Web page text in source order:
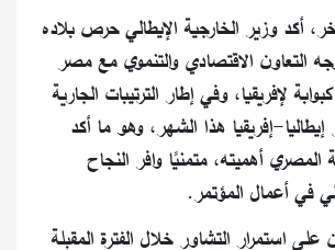
أكد وزير الخارجية الإيطالي حرص بلاده
التعاون الاقتصادي والتنموي مع مصر
لإفريقيا، وفي إطار الترتيبات الجارية
إيطاليا-إفريقيا هذا الشهر، وهو ما أكد
المصري أهميته، متمنيًا وافر النجاح
في أعمال المؤتمر.
على استمرار التشاور خلال الفترة المقبلة